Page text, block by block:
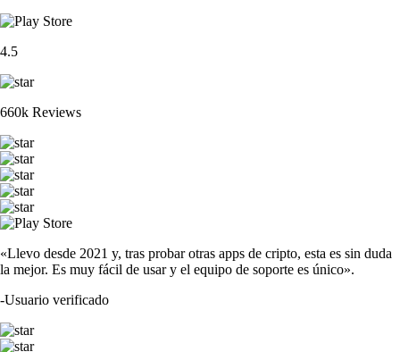
4.5
660k Reviews
«Llevo desde 2021 y, tras probar otras apps de cripto, esta es sin duda
la mejor. Es muy fácil de usar y el equipo de soporte es único».
-Usuario verificado